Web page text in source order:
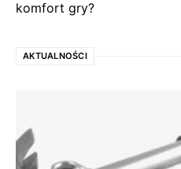
komfort gry?
AKTUALNOŚCI